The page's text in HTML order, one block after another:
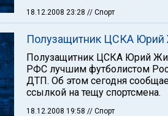
18.12.2008 23:28 // Спорт
Полузащитник ЦСКА Юрий
Полузащитник ЦСКА Юрий
РФС лучшим футболистом
ДТП. Об этом сегодня
ссылкой на тещу спортсмена.
18.12.2008 19:58 // Спорт